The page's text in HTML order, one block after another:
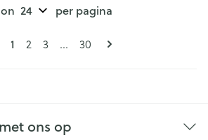
Pagina's
U lees momenteel pagina
1 Pagina
2 Pagina
3 ... Pagina
30
per pagina
ons op